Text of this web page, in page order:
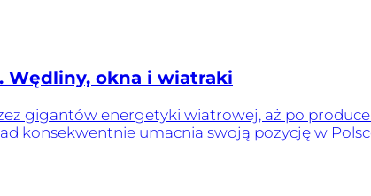
Wędliny, okna i wiatraki
gigantów energetyki wiatrowej, aż po
konsekwentnie umacnia swoją pozycję w